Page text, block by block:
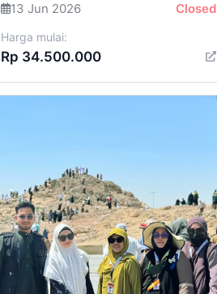
13 Jun 2026 Closed
Harga mulai:
Rp 34.500.000